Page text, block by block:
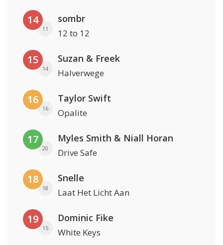
14
11
sombr
12 to 12
15
14
Suzan & Freek
Halverwege
16
16
Taylor Swift
Opalite
17
20
Myles Smith & Niall Horan
Drive Safe
18
18
Snelle
Laat Het Licht Aan
19
15
Dominic Fike
White Keys